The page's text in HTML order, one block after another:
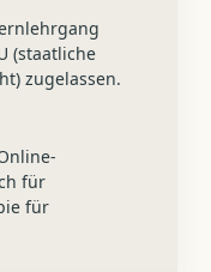
(staatliche
zugelassen.